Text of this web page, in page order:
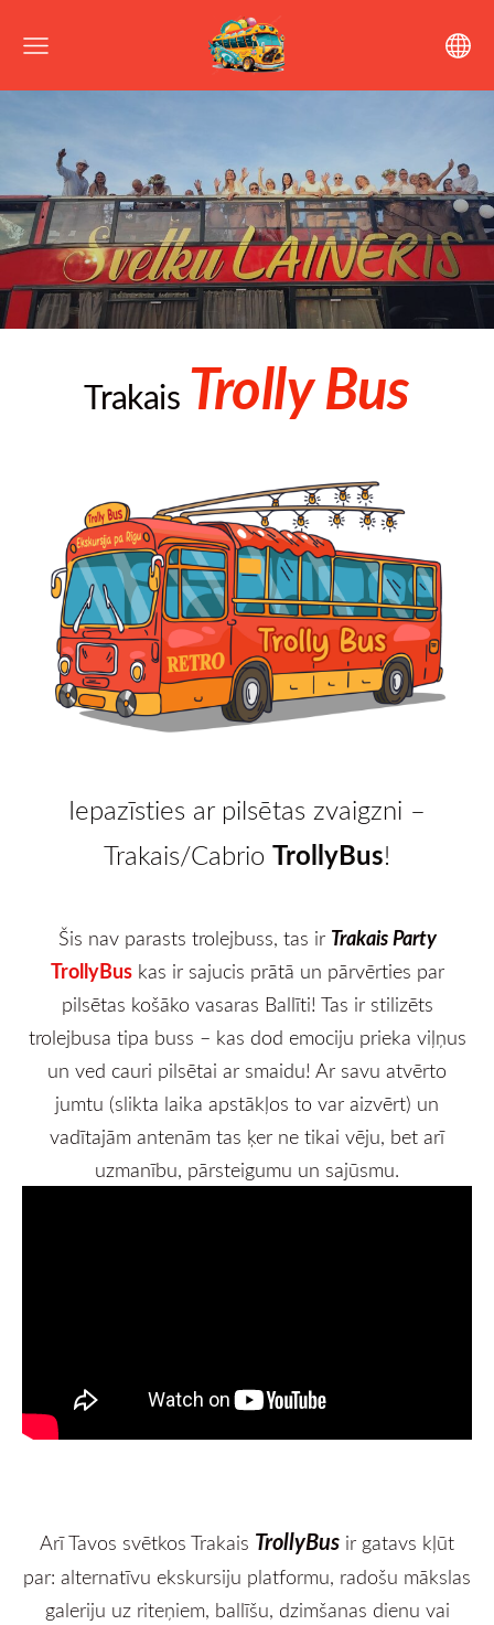
Trakais Trolly Bus
Iepazīsties ar pilsētas zvaigzni –
Trakais/Cabrio TrollyBus!
Šis nav parasts trolejbuss, tas ir Trakais Party
TrollyBuskas ir sajucis prātā un pārvērties par
pilsētas košāko vasaras Ballīti! Tas ir stilizēts
trolejbusa tipa buss – kas dod emociju prieka viļņus
un ved cauri pilsētai ar smaidu! Ar savu atvērto
jumtu (slikta laika apstākļos to var aizvērt) un
vadītajām antenām tas ķer ne tikai vēju, bet arī
uzmanību, pārsteigumu un sajūsmu.
Arī Tavos svētkos Trakais TrollyBus ir gatavs kļūt
par: alternatīvu ekskursiju platformu, radošu mākslas
galeriju uz riteņiem, ballīšu, dzimšanas dienu vai